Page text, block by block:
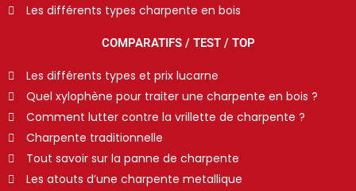
Les différents types charpente en bois
COMPARATIFS / TEST / TOP
Les différents types et prix lucarne
Quel xylophène pour traiter une charpente en bois ?
Comment lutter contre la vrillette de charpente ?
Charpente traditionnelle
Tout savoir sur la panne de charpente
Les atouts d’une charpente metallique